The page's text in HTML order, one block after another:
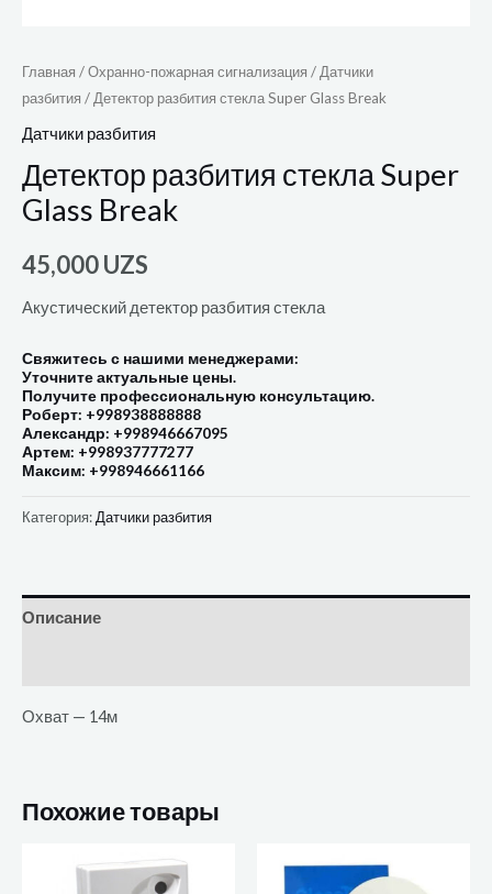
Главная /Охранно-пожарная сигнализация /Датчики
разбития / Детектор разбития стекла Super Glass Break
Датчики разбития
Детектор разбития стекла Super
Glass Break
45,000UZS
Акустический детектор разбития стекла
Свяжитесь с нашими менеджерами:
Уточните актуальные цены.
Получите профессиональную консультацию.
Роберт: +998938888888
Александр: +998946667095
Артем: +998937777277
Максим: +998946661166
Категория:Датчики разбития
Описание
Охват — 14м
Похожие товары